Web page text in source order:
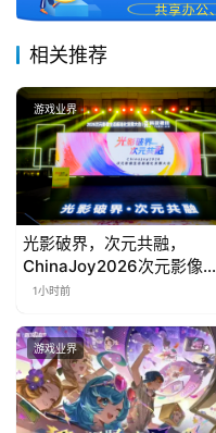
相关推荐
游戏业界
光影破界，次元共融，
ChinaJoy2026次元影像生
态标准化发展大会盛大召开
1小时前
游戏业界